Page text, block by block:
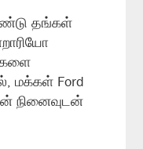
தங்கள்
மக்கள் Ford
நினைவுடன்